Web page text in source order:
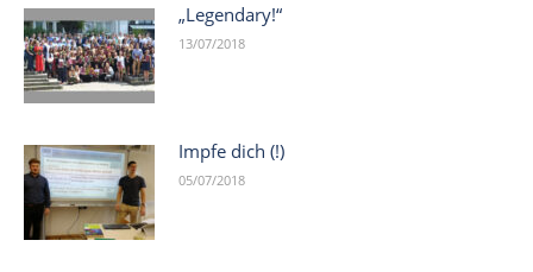
„Legendary!“
13/07/2018
Impfe dich (!)
05/07/2018